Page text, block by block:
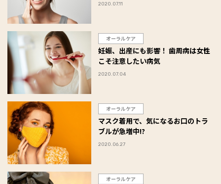
2020.07.11
オーラルケア
妊娠、出産にも影響！ 歯周病は女性
こそ注意したい病気
2020.07.04
オーラルケア
マスク着用で、気になるお口のトラ
ブルが急増中!?
2020.06.27
オーラルケア